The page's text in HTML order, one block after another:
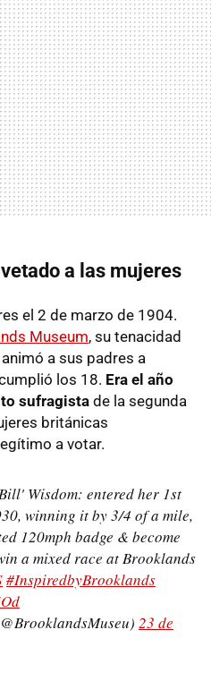
a las mujeres
el 2 de marzo de 1904.
Museum, su tenacidad
a sus padres a
los 18. Era el año
sufragista de la segunda
británicas
a votar.
Wisdom: entered her 1st
winning it by 3/4 of a mile,
120mph badge & become
a mixed race at Brooklands
#InspiredbyBrooklands
23 de